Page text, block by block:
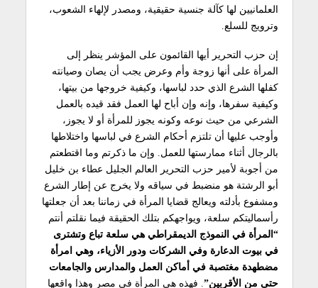
العلمانيين لها كآلة جنسية حقيقية، ومصدر لإلهاء الشعوب،
وترويج للسلع.
إن حزب التحرير أيها القائمون على المؤشر ينظر إلى
المرأة على أنها زوجة وأم وعرض يجب أن يصان وصيانته
كفلها الشرع الذي حدد لباسها، وكيفية خروجها من بيتها،
وكيفية سفرها، وإنه وإن أباح لها العمل فقد قيده بالعمل
الشرعي من حيث نوعه وكونه يجوز للمرأة أو لا يجوز،
وأوجب عليها أن تلتزم أحكام الشرع في لباسها واختلاطها
بالرجال أثناء ممارستها للعمل. وإن ما ذكرتم وما اقتطعتم
من أجوبة لأمير حزب التحرير العالم الجليل عطاء بن خليل
أبو الرشتة هو منضبط في سياقه ولا يخرج عن إطار الشرع
ومشفوع بأدلته ويعالج قضايا المرأة في زماننا بعد أن جعلتها
رأسماليتكم سلعة، ويواجهكم بتلك الحقيقة فيما نقلتم أنتم
“المرأة في النموذج الديمقراطي هي سلعة تباع وتشترى
في بيوت الدعارة وفي الشركات ودور الأزياء، وهي امرأة
مضطهدة مغتصبة في أماكن العمل والمدارس والجامعات
حتى من الأقربين” . فهذه هي المرأة في مصر وهذا واقعها